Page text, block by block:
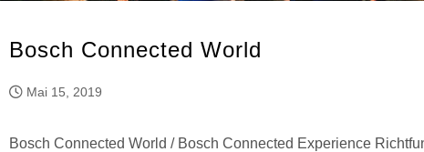
Bosch Connected World
Mai 15, 2019
Bosch Connected World / Bosch Connected Experience